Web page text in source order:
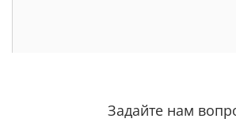
Задайте нам